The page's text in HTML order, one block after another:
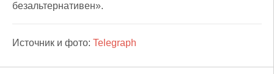
безальтернативен».
Источник и фото: Telegraph